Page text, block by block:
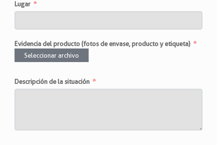
Lugar
Evidencia del producto (fotos de envase, producto y etiqueta)
Seleccionar archivo
Descripción de la situación